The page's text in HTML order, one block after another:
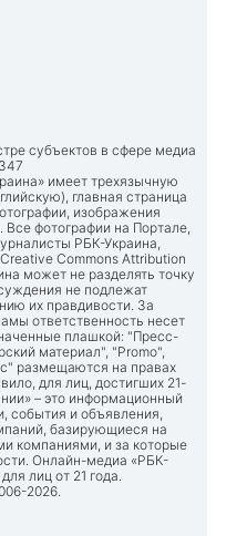
субъектов в сфере медиа
имеет трехязычную
главная страница
изображения
фотографии на Портале,
РБК-Украина,
Commons Attribution
может не разделять точку
не подлежат
их правдивости. За
ответственность несет
плашкой: "Пресс-
материал", "Promo",
размещаются на правах
для лиц, достигших 21-
– это информационный
события и объявления,
базирующиеся на
компаниями, и за которые
Онлайн-медиа «РБК-
лиц от 21 года.
2026.